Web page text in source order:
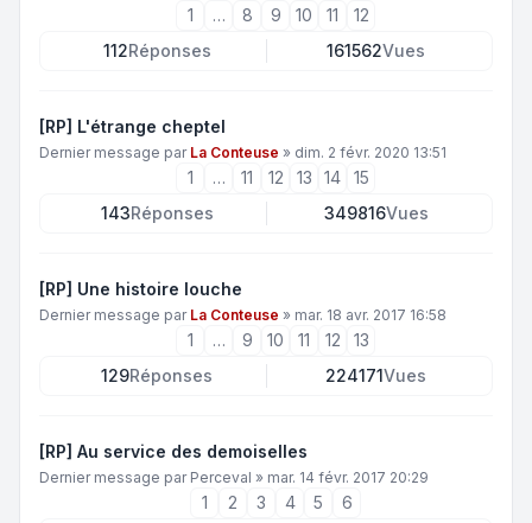
1 … 8 9 10 11
12
112Réponses 161562Vues
[RP] L'étrange cheptel
Dernier message par La Conteuse » dim. 2 févr. 2020 13:51
1 … 11 12 13 14
15
143Réponses 349816Vues
[RP] Une histoire louche
Dernier message par La Conteuse » mar. 18 avr. 2017 16:58
1 … 9 10 11 12
13
129Réponses 224171Vues
[RP] Au service des demoiselles
Dernier message par Perceval » mar. 14 févr. 2017 20:29
1 2 3 4 5
6